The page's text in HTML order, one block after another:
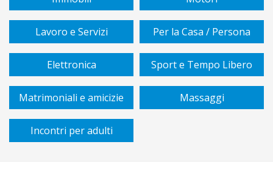
Lavoro e Servizi Per la Casa / Persona
Elettronica Sport e Tempo Libero
Matrimoniali e amicizie Massaggi
Incontri per adulti